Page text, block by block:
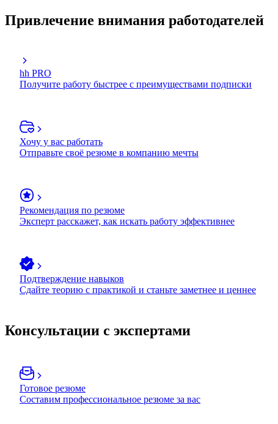
Привлечение внимания работодателей
hh PRO
Получите работу быстрее с преимуществами подписки
Хочу у вас работать
Отправьте своё резюме в компанию мечты
Рекомендация по резюме
Эксперт расскажет, как искать работу эффективнее
Подтверждение навыков
Сдайте теорию с практикой и станьте заметнее и ценнее
Консультации с экспертами
Готовое резюме
Составим профессиональное резюме за вас